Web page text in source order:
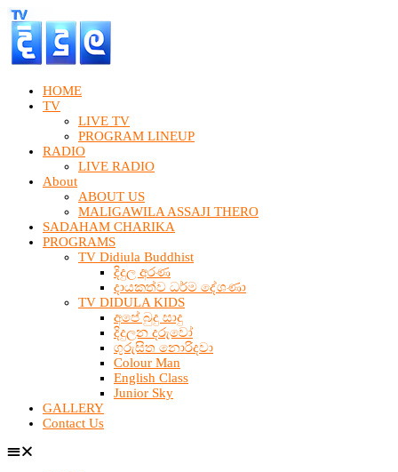
HOME
TV
LIVE TV
PROGRAM LINEUP
RADIO
LIVE RADIO
About
ABOUT US
MALIGAWILA ASSAJI THERO
SADAHAM CHARIKA
PROGRAMS
TV Didiula Buddhist
දිදුල අරණ
දායකත්ව ධර්ම දේශණා
TV DIDULA KIDS
අපේ බුදු සාදු
දිදුලන දරුවෝ
ගුරුසිත නොරිදවා
Colour Man
English Class
Junior Sky
GALLERY
Contact Us